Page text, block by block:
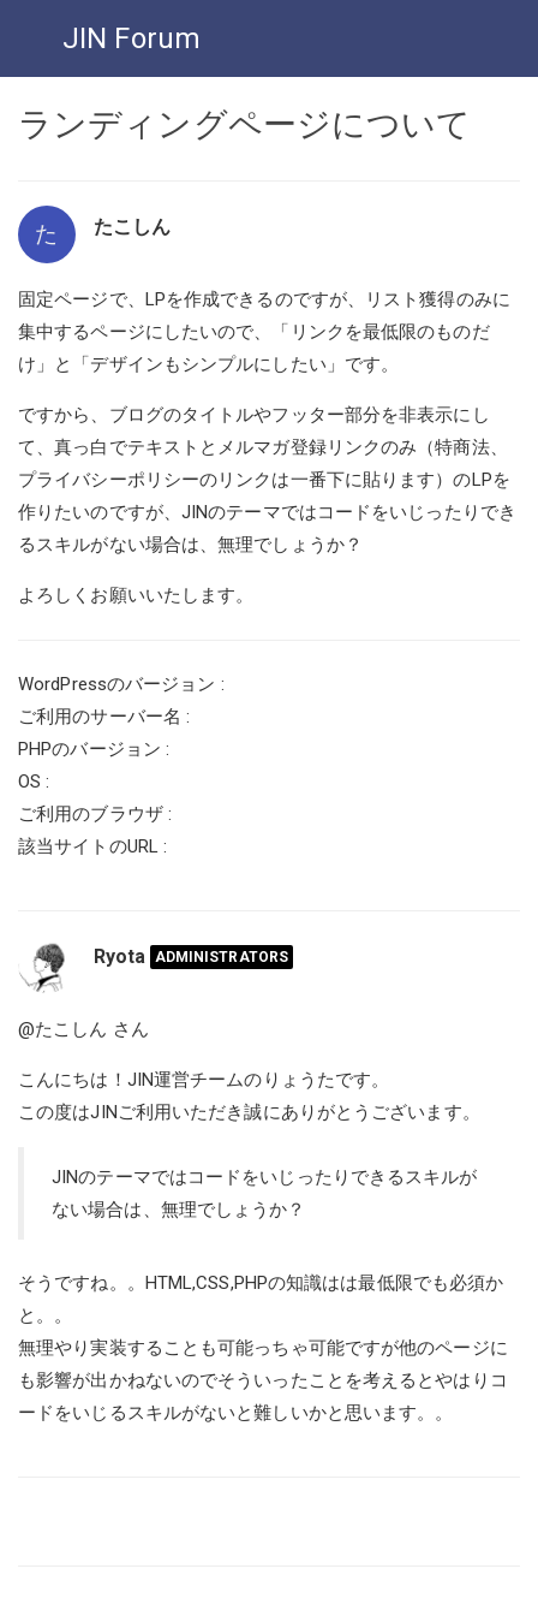
JIN Forum
ランディングページについて
た たこしん
固定ページで、LPを作成できるのですが、リスト獲得のみに
集中するページにしたいので、「リンクを最低限のものだ
け」と「デザインもシンプルにしたい」です。
ですから、ブログのタイトルやフッター部分を非表示にし
て、真っ白でテキストとメルマガ登録リンクのみ（特商法、
プライバシーポリシーのリンクは一番下に貼ります）のLPを
作りたいのですが、JINのテーマではコードをいじったりでき
るスキルがない場合は、無理でしょうか？
よろしくお願いいたします。
WordPressのバージョン :
ご利用のサーバー名 :
PHPのバージョン :
OS :
ご利用のブラウザ :
該当サイトのURL :
Ryota ADMINISTRATORS
@たこしん さん
こんにちは！JIN運営チームのりょうたです。
この度はJINご利用いただき誠にありがとうございます。
JINのテーマではコードをいじったりできるスキルが
ない場合は、無理でしょうか？
そうですね。。HTML,CSS,PHPの知識はは最低限でも必須か
と。。
無理やり実装することも可能っちゃ可能ですが他のページに
も影響が出かねないのでそういったことを考えるとやはりコ
ードをいじるスキルがないと難しいかと思います。。